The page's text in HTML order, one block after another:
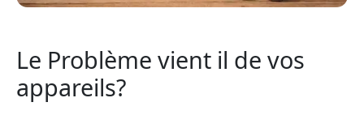
Le Problème vient il de vos
appareils?